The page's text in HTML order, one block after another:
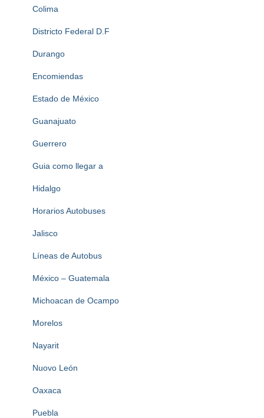
Colima
Districto Federal D.F
Durango
Encomiendas
Estado de México
Guanajuato
Guerrero
Guia como llegar a
Hidalgo
Horarios Autobuses
Jalisco
Líneas de Autobus
México – Guatemala
Michoacan de Ocampo
Morelos
Nayarit
Nuovo León
Oaxaca
Puebla